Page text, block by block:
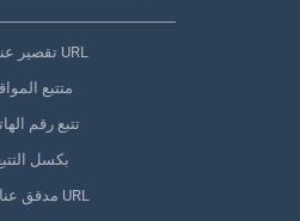
تقصير عنوان URL
متتبع
تتبع رقم
بكسل
مدقق عناوين URL